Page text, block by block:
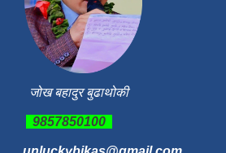
जोख बहादुर बुढाथोकी
9857850100